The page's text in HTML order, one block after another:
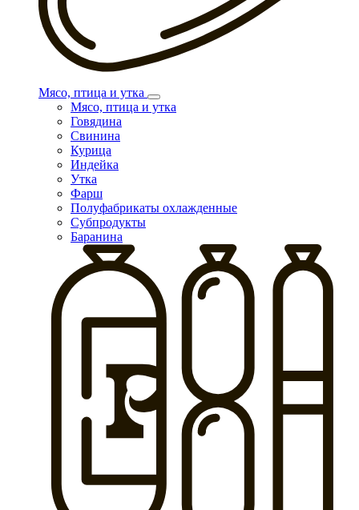
Мясо, птица и утка
Мясо, птица и утка
Говядина
Свинина
Курица
Индейка
Утка
Фарш
Полуфабрикаты охлажденные
Субпродукты
Баранина